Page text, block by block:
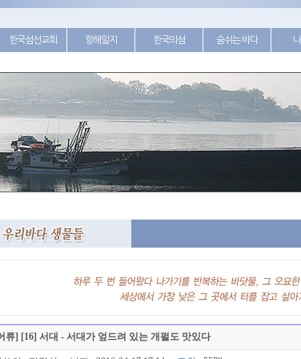
한국섬선교회 항해일지 한국의섬 숨쉬는 바다
류] [16] 서대 - 서대가 엎드려 있는 개펄도 맛있다